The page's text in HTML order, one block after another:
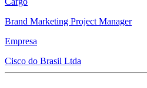
Brand Marketing Project Manager
Empresa
Cisco do Brasil Ltda